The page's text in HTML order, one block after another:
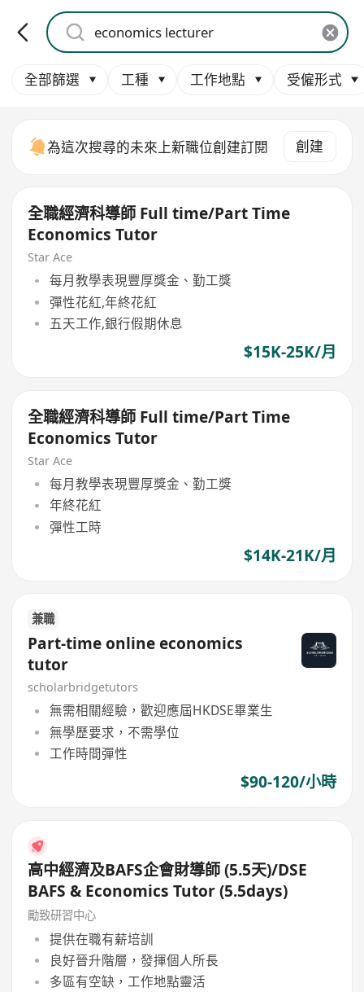
全部篩選 工種 工作地點 受僱形式
為這次搜尋的未來上新職位創建訂閱 創建
全職經濟科導師 Full time/Part Time
Economics Tutor
Star Ace
每月教學表現豐厚獎金、勤工獎
彈性花紅,年終花紅
五天工作,銀行假期休息
$15K-25K/月
全職經濟科導師 Full time/Part Time
Economics Tutor
Star Ace
每月教學表現豐厚獎金、勤工獎
年終花紅
彈性工時
$14K-21K/月
兼職
Part-time online economics
tutor
scholarbridgetutors
無需相關經驗，歡迎應屆HKDSE畢業生
無學歷要求，不需學位
工作時間彈性
$90-120/小時
高中經濟及BAFS企會財導師 (5.5天)/DSE
BAFS & Economics Tutor (5.5days)
勵致研習中心
提供在職有薪培訓
良好晉升階層，發揮個人所長
多區有空缺，工作地點靈活